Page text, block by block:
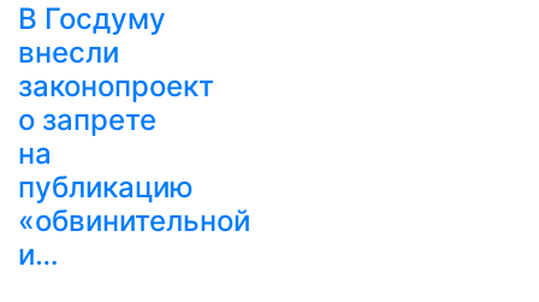
В Госдуму
внесли
законопроект
о запрете
на
публикацию
«обвинительной
и…